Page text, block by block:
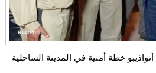
خطة أمنية في المدينة الساحلية